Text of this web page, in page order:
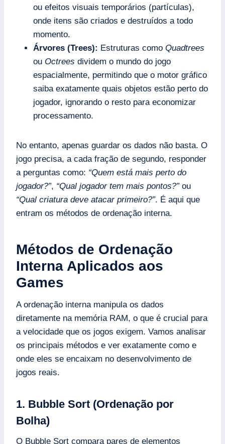
ou efeitos visuais temporários (partículas),
onde itens são criados e destruídos a todo
momento.
Árvores (Trees): Estruturas como Quadtrees
ou Octrees dividem o mundo do jogo
espacialmente, permitindo que o motor gráfico
saiba exatamente quais objetos estão perto do
jogador, ignorando o resto para economizar
processamento.
No entanto, apenas guardar os dados não basta. O
jogo precisa, a cada fração de segundo, responder
a perguntas como: “Quem está mais perto do
jogador?”, “Qual jogador tem mais pontos?”ou
“Qual criatura deve atacar primeiro?”. É aqui que
entram os métodos de ordenação interna.
Métodos de Ordenação
Interna Aplicados aos
Games
A ordenação interna manipula os dados
diretamente na memória RAM, o que é crucial para
a velocidade que os jogos exigem. Vamos analisar
os principais métodos e ver exatamente como e
onde eles se encaixam no desenvolvimento de
jogos reais.
1. Bubble Sort (Ordenação por
Bolha)
O Bubble Sort compara pares de elementos